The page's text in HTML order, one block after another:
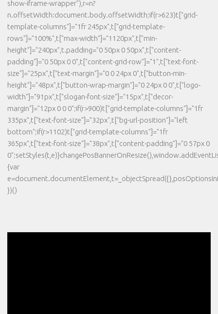
show-iframe-wrapper"),r=n?
n.offsetWidth:document.body.offsetWidth;if(r>623)t["grid-
template-columns"]="1fr 245px",t["grid-template-
rows"]="100%",t["max-width"]="1120px",t["min-
height"]="240px",t.padding="0 50px 0 50px",t["content-
padding"]="0 50px 0 0",t["content-grid-row"]="1",t["text-font-
size"]="25px",t["text-margin"]="0 0 24px 0",t["button-min-
height"]="48px",t["button-wrap-margin"]="0 24px 0 0",t["logo-
width"]="91px",t["slogan-font-size"]="15px",t["decor-
margin"]="12px 0 0 0";if(r>900)t["grid-template-columns"]="1fr
335px",t["text-font-size"]="32px",t["bg-url-position"]="left
bottom";if(r>1102)t["grid-template-columns"]="1fr
365px",t["text-font-size"]="38px",t["content-padding"]="0 57px 0
{var
})()